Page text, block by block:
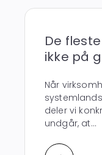
De
ikke på
Når
deler vi
undgår, at...